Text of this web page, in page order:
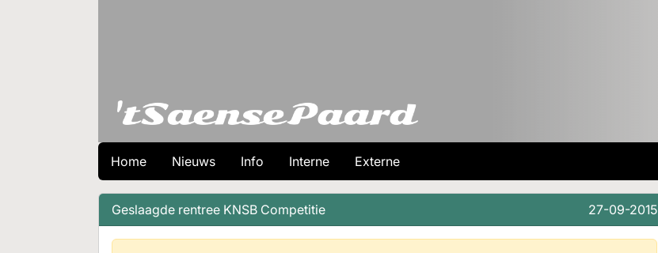
Home Nieuws Info Interne Externe
Geslaagde rentree KNSB Competitie 27-09-2015